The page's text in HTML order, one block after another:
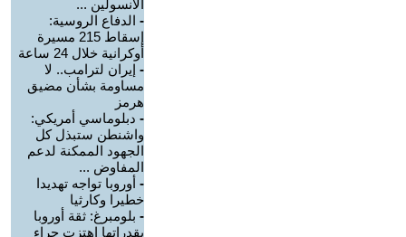
الأنسولين ...
- الدفاع الروسية:
إسقاط 215 مسيرة
أوكرانية خلال 24 ساعة
- إيران لترامب.. لا
مساومة بشأن مضيق
هرمز
- دبلوماسي أمريكي:
واشنطن ستبذل كل
الجهود الممكنة لدعم
المفاوض ...
- أوروبا تواجه تهديدا
خطيرا وكارثيا
- بلومبرغ: ثقة أوروبا
بقدراتها اهتزت جراء